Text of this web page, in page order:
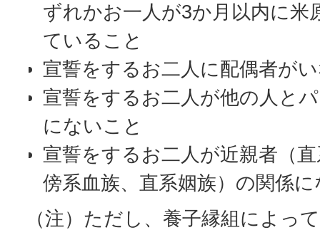
ずれかお一人が3か月以内に米
ていること
宣誓をするお二人に配偶者が
宣誓をするお二人が他の人と
にないこと
宣誓をするお二人が近親者（
傍系血族、直系姻族）の関係
（注）ただし、養子縁組によっ